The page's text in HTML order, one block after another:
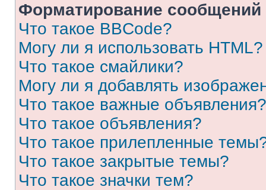
Форматирование
Что такое BBCode?
Могу ли я использовать HTML?
Что такое смайлики?
Могу ли я добавлять
Что такое важные объявления?
Что такое объявления?
Что такое прилепленные
Что такое закрытые темы?
Что такое значки тем?